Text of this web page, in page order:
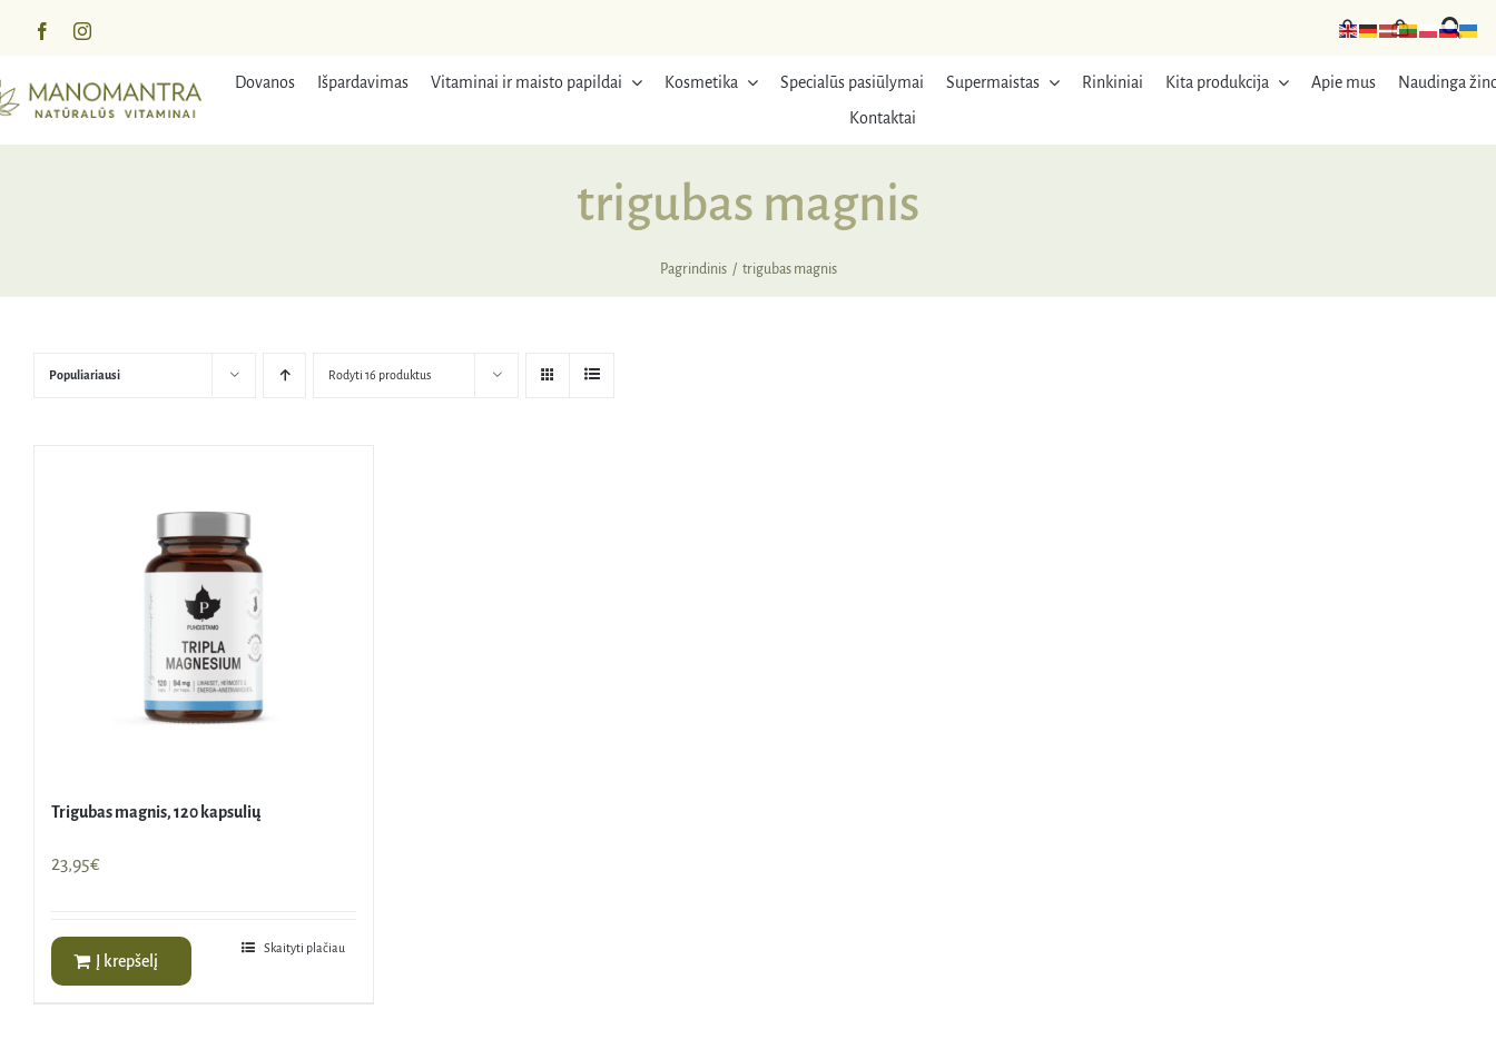
turinį
Dovanos Išpardavimas Vitaminai ir maisto papildai Kosmetika Specialūs pasiūlymai Supermaistas Rinkiniai Kita produkcija Apie mus
Naudinga
Kontaktai
trigubas magnis
Pagrindinis trigubas magnis
Populiariausi Rodyti 16 produktus
Trigubas magnis, 120 kapsulių
23,95€
Į krepšelį
Skaityti plačiau